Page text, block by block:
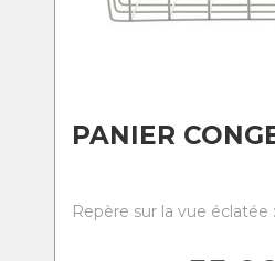
PANIER
Repère sur la vue éclatée